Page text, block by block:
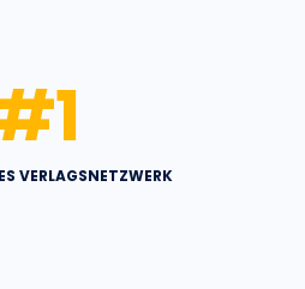
VERLAGSNETZWERK
1